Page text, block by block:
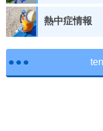
熱中症情報